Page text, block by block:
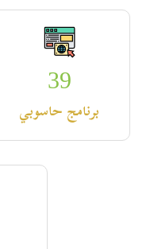
39
برنامج حاسوبي